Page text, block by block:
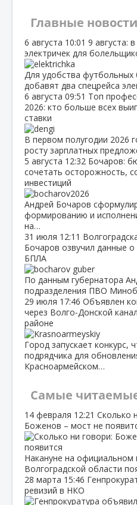
Главные новости
6 августа 10:01 9 августа:
электричек для
Для удобства футбольных
добавят два спецрейса
6 августа 09:51 Топ
2026: кто больше всех
ставки
В первом полугодии 2026
росту зарплатных
5 августа 12:32 Бочаров:
сочетать осторожность,
инвестиций
Андрей Бочаров
формированию и
на…
31 июля 12:11
Бочаров озвучил данные о
БПЛА
По данным губернатора
подразделения ПВО
29 июля 17:46 Объявлен
через Волго‑Донской
районе
Город запускает конкурс,
подрядчика для
Красноармейском…
Самые
14 февраля 12:21 Сколько
Боженов – мост не
Накануне на официальном
Волгоградской области
28 марта 15:46
ревизий в НКО